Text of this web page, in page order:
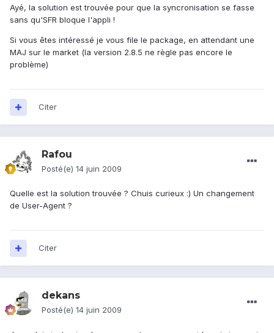
Ayé, la solution est trouvée pour que la syncronisation se fasse
sans qu'SFR bloque l'appli !
Si vous êtes intéressé je vous file le package, en attendant une
MAJ sur le market (la version 2.8.5 ne règle pas encore le
problème)
Citer
Rafou
Posté(e) 14 juin 2009
Quelle est la solution trouvée ? Chuis curieux :) Un changement
de User-Agent ?
Citer
dekans
Posté(e) 14 juin 2009